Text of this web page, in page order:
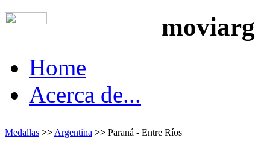
moviarg
Home
Acerca de...
Medallas >> Argentina >> Paraná - Entre Ríos